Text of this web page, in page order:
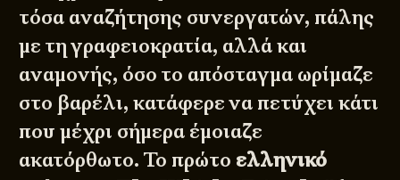
τόσα αναζήτησης συνεργατών, πάλης
με τη γραφειοκρατία, αλλά και
αναμονής, όσο το απόσταγμα ωρίμαζε
στο βαρέλι, κατάφερε να πετύχει κάτι
που μέχρι σήμερα έμοιαζε
ακατόρθωτο. Το πρώτο ελληνικό